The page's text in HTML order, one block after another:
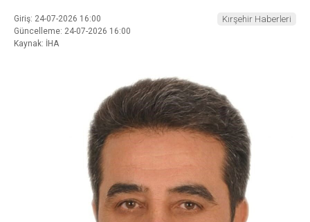
Giriş: 24-07-2026 16:00
Güncelleme: 24-07-2026 16:00
Kaynak: İHA
Kırşehir Haberleri